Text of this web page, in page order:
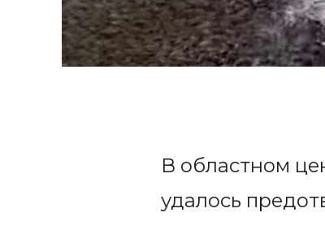
В областном
удалось